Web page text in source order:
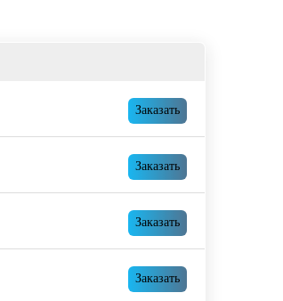
Заказать
Заказать
Заказать
Заказать